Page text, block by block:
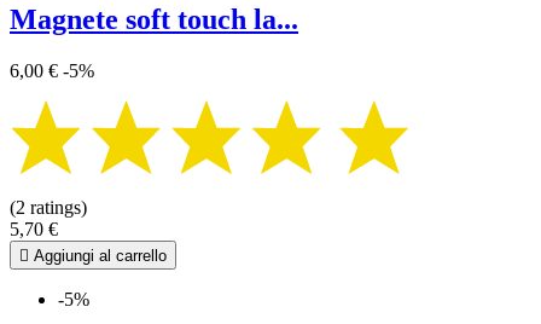
Magnete soft touch la...
6,00 € -5%
(2 ratings)
5,70 €
 Aggiungi al carrello
-5%